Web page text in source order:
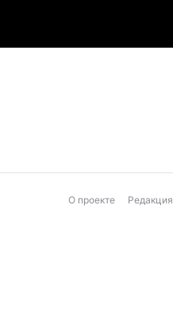
О проекте Редакция